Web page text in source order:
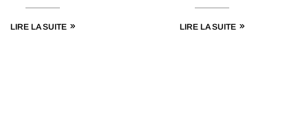
LIRE LA SUITE LIRE LA SUITE